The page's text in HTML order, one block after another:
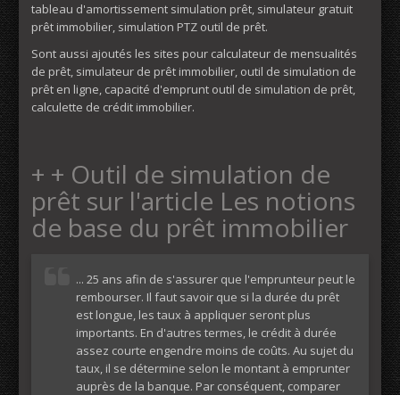
tableau d'amortissement simulation prêt, simulateur gratuit
prêt immobilier, simulation PTZ outil de prêt.
Sont aussi ajoutés les sites pour calculateur de mensualités
de prêt, simulateur de prêt immobilier, outil de simulation de
prêt en ligne, capacité d'emprunt outil de simulation de prêt,
calculette de crédit immobilier.
+ + Outil de simulation de
prêt sur l'article Les notions
de base du prêt immobilier
... 25 ans afin de s'assurer que l'emprunteur peut le
rembourser. Il faut savoir que si la durée du prêt
est longue, les taux à appliquer seront plus
importants. En d'autres termes, le crédit à durée
assez courte engendre moins de coûts. Au sujet du
taux, il se détermine selon le montant à emprunter
auprès de la banque. Par conséquent, comparer